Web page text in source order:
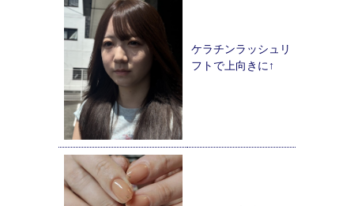
ケラチンラッシュリ
フトで上向きに↑